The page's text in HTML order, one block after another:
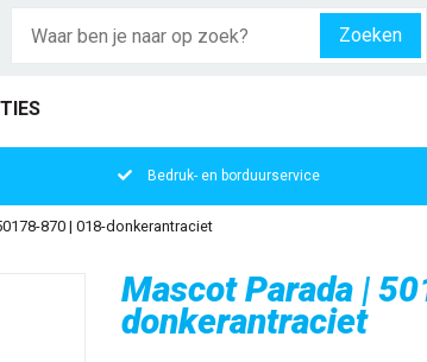
Zoeken
Bedruk- en borduurservice
870 | 018-donkerantraciet
Mascot Parada |
donkerantraciet